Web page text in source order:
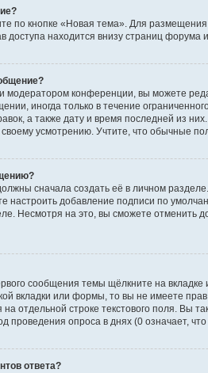
по кнопке «Новая тема». Для
доступа находится внизу страниц
модератором конференции, вы можете
иногда только в течение
а также дату и время последней из
усмотрению. Учтите, что обычные
сначала создать её в личном
настроить добавление подписи по
Несмотря на это, вы сможете отменить
сообщения темы щёлкните на
вкладки или формы, то вы не имеете
отдельной строке текстового поля. Вы
опроса в днях (0 означает,
ответа?